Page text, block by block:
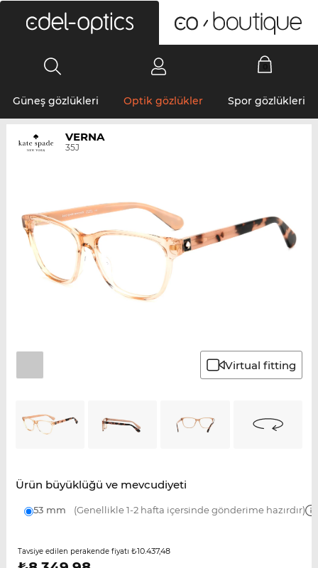
Güneş gözlükleri Optik gözlükler Spor gözlükleri
VERNA
35J
Virtual fitting
Ürün büyüklüğü ve mevcudiyeti
53 mm (Genellikle 1-2 hafta içersinde gönderime hazırdır)
Tavsiye edilen perakende fiyatı ₺10.437,48